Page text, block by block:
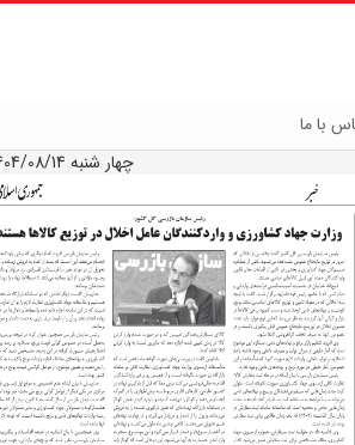
با ما
چهار شنبه 1404/08/14